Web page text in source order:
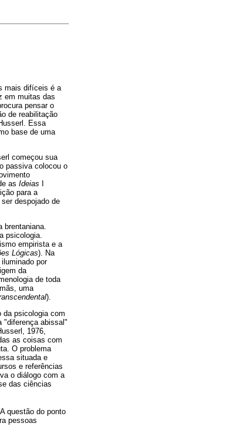
mais difíceis é a
em muitas das
pensar o
de reabilitação
Essa
base de uma
começou sua
passiva colocou o
as Ideias
para a
despojado de
brentaniana.
psicologia.
empirista e a
Lógicas). Na
por
da
de toda
uma
).
da psicologia com
"diferença abissal"
1976,
as coisas com
O problema
situada e
e referências
o diálogo com a
das ciências
questão do ponto
pessoas